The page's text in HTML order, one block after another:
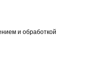
и обработкой